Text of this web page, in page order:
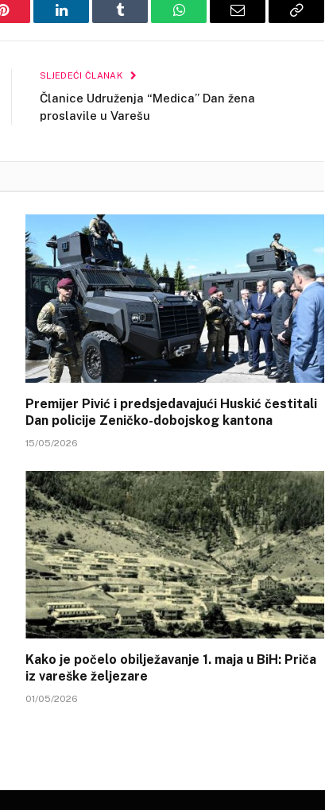
Pinterest LinkedIn Tumblr WhatsAppEmail
Copy
SLJEDEĆI ČLANAK
Članice Udruženja “Medica” Dan žena
proslavile u Varešu
Premijer Pivić i predsjedavajući Huskić čestitali
Dan policije Zeničko-dobojskog kantona
15/05/2026
Kako je počelo obilježavanje 1. maja u BiH: Priča
iz vareške željezare
01/05/2026